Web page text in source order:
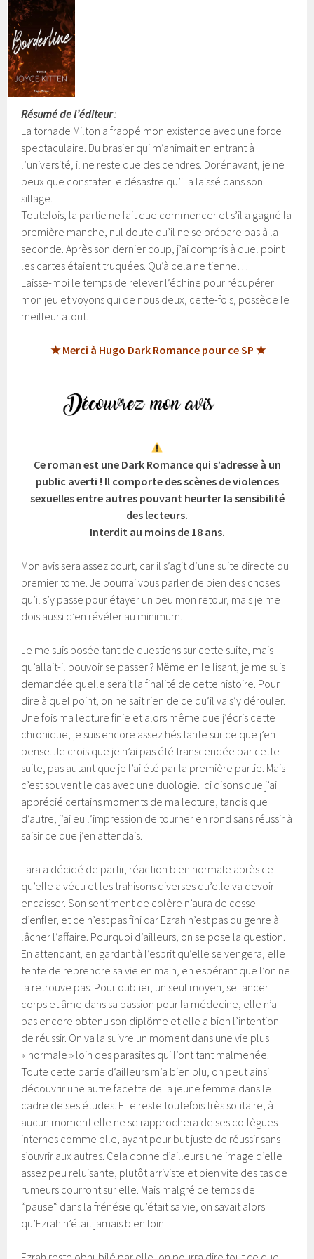
Résumé de l’éditeur:
La tornade Milton a frappé mon existence avec une force
spectaculaire. Du brasier qui m’animait en entrant à
l’université, il ne reste que des cendres. Dorénavant, je ne
peux que constater le désastre qu’il a laissé dans son
sillage.
Toutefois, la partie ne fait que commencer et s’il a gagné la
première manche, nul doute qu’il ne se prépare pas à la
seconde. Après son dernier coup, j’ai compris à quel point
les cartes étaient truquées. Qu’à cela ne tienne…
Laisse-moi le temps de relever l’échine pour récupérer
mon jeu et voyons qui de nous deux, cette-fois, possède le
meilleur atout.
★ Merci à Hugo Dark Romance pour ce SP ★
Ce roman est une Dark Romance qui s’adresse à un
public averti ! Il comporte des scènes de violences
sexuelles entre autres pouvant heurter la sensibilité
des lecteurs.
Interdit au moins de 18 ans.
Mon avis sera assez court, car il s’agit d’une suite directe du
premier tome. Je pourrai vous parler de bien des choses
qu’il s’y passe pour étayer un peu mon retour, mais je me
dois aussi d’en révéler au minimum.
Je me suis posée tant de questions sur cette suite, mais
qu’allait-il pouvoir se passer ? Même en le lisant, je me suis
demandée quelle serait la finalité de cette histoire. Pour
dire à quel point, on ne sait rien de ce qu’il va s’y dérouler.
Une fois ma lecture finie et alors même que j’écris cette
chronique, je suis encore assez hésitante sur ce que j’en
pense. Je crois que je n’ai pas été transcendée par cette
suite, pas autant que je l’ai été par la première partie. Mais
c’est souvent le cas avec une duologie. Ici disons que j’ai
apprécié certains moments de ma lecture, tandis que
d’autre, j’ai eu l’impression de tourner en rond sans réussir à
saisir ce que j’en attendais.
Lara a décidé de partir, réaction bien normale après ce
qu’elle a vécu et les trahisons diverses qu’elle va devoir
encaisser. Son sentiment de colère n’aura de cesse
d’enfler, et ce n’est pas fini car Ezrah n’est pas du genre à
lâcher l’affaire. Pourquoi d’ailleurs, on se pose la question.
En attendant, en gardant à l’esprit qu’elle se vengera, elle
tente de reprendre sa vie en main, en espérant que l’on ne
la retrouve pas. Pour oublier, un seul moyen, se lancer
corps et âme dans sa passion pour la médecine, elle n’a
pas encore obtenu son diplôme et elle a bien l’intention
de réussir. On va la suivre un moment dans une vie plus
« normale » loin des parasites qui l’ont tant malmenée.
Toute cette partie d’ailleurs m’a bien plu, on peut ainsi
découvrir une autre facette de la jeune femme dans le
cadre de ses études. Elle reste toutefois très solitaire, à
aucun moment elle ne se rapprochera de ses collègues
internes comme elle, ayant pour but juste de réussir sans
s’ouvrir aux autres. Cela donne d’ailleurs une image d’elle
assez peu reluisante, plutôt arriviste et bien vite des tas de
rumeurs courront sur elle. Mais malgré ce temps de
“pause“ dans la frénésie qu’était sa vie, on savait alors
qu’Ezrah n’était jamais bien loin.